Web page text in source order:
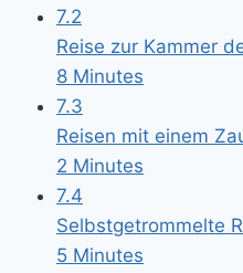
7.2
Reise zur Kammer
8 Minutes
7.3
Reisen mit einem
2 Minutes
7.4
Selbstgetrommelte
5 Minutes